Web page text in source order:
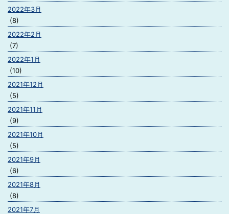
2022年3月
(8)
2022年2月
(7)
2022年1月
(10)
2021年12月
(5)
2021年11月
(9)
2021年10月
(5)
2021年9月
(6)
2021年8月
(8)
2021年7月